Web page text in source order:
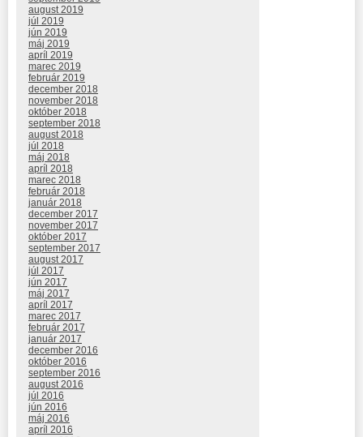
august 2019
júl 2019
jún 2019
máj 2019
apríl 2019
marec 2019
február 2019
december 2018
november 2018
október 2018
september 2018
august 2018
júl 2018
máj 2018
apríl 2018
marec 2018
február 2018
január 2018
december 2017
november 2017
október 2017
september 2017
august 2017
júl 2017
jún 2017
máj 2017
apríl 2017
marec 2017
február 2017
január 2017
december 2016
október 2016
september 2016
august 2016
júl 2016
jún 2016
máj 2016
apríl 2016